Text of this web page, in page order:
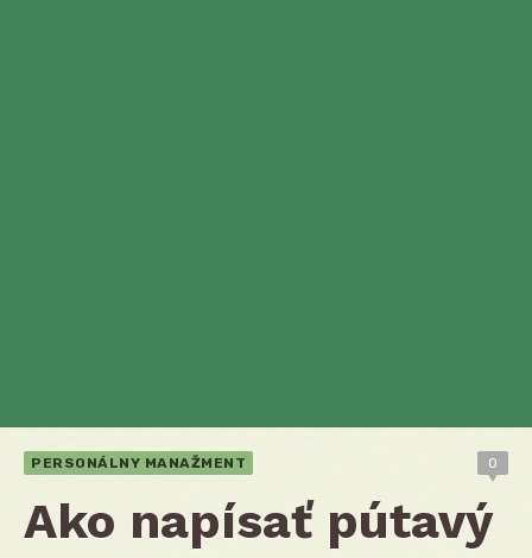
PERSONÁLNY MANAŽMENT 0
Ako napísať pútavý